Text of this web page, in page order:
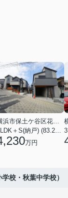
横浜市保土ケ谷区花見台
3LDK＋S(納戸) (83.21㎡)
万円
校・秋葉中学校）